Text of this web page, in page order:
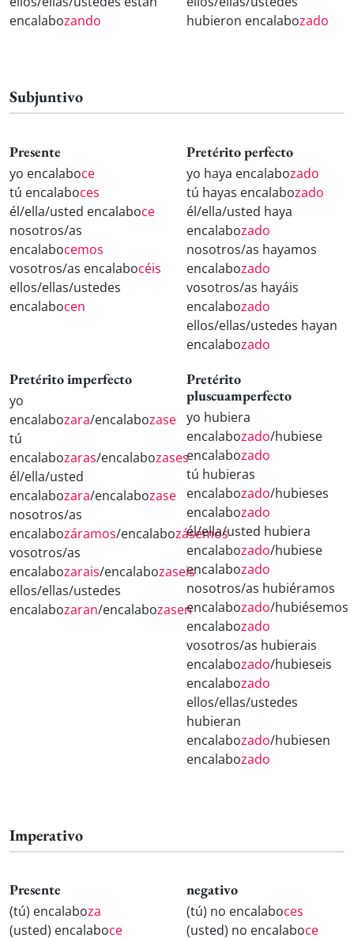
encalabozando
hubieron encalabozado
Subjuntivo
Presente
yo encalaboce
tú encalaboces
él/ella/usted encalaboce
nosotros/as
encalabocemos
vosotros/as encalabocéis
ellos/ellas/ustedes
encalabocen
Pretérito perfecto
yo haya encalabozado
tú hayas encalabozado
él/ella/usted haya
encalabozado
nosotros/as hayamos
encalabozado
vosotros/as hayáis
encalabozado
ellos/ellas/ustedes hayan
encalabozado
Pretérito imperfecto
yo
encalabozara/encalabozase
tú
encalabozaras/encalabozases
él/ella/usted
encalabozara/encalabozase
nosotros/as
encalabozáramos/encalabozásemos
vosotros/as
encalabozarais/encalabozaseis
ellos/ellas/ustedes
encalabozaran/encalabozasen
Pretérito
pluscuamperfecto
yo hubiera
encalabozado/hubiese
encalabozado
tú hubieras
encalabozado/hubieses
encalabozado
él/ella/usted hubiera
encalabozado/hubiese
encalabozado
nosotros/as hubiéramos
encalabozado/hubiésemos
encalabozado
vosotros/as hubierais
encalabozado/hubieseis
encalabozado
ellos/ellas/ustedes
hubieran
encalabozado/hubiesen
encalabozado
Imperativo
Presente
(tú) encalaboza
(usted) encalaboce
negativo
(tú) no encalaboces
(usted) no encalaboce